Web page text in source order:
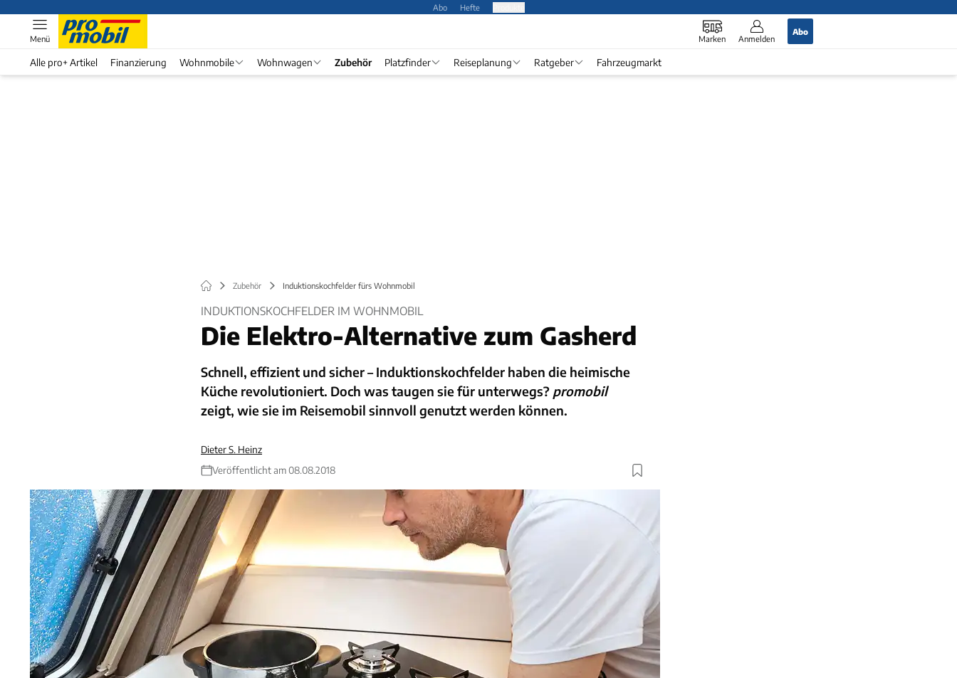
Abo Hefte
Marken Anmelden
Abo
Menü
Alle pro+ Artikel Finanzierung Wohnmobile Wohnwagen Zubehör Platzfinder Reiseplanung Ratgeber Fahrzeugmarkt
Zubehör Induktionskochfelder fürs Wohnmobil
INDUKTIONSKOCHFELDER IM WOHNMOBIL
Die Elektro-Alternative zum Gasherd
Schnell, effizient und sicher – Induktionskochfelder haben die heimische
Küche revolutioniert. Doch was taugen sie für unterwegs? promobil
zeigt, wie sie im Reisemobil sinnvoll genutzt werden können.
Dieter S. Heinz
Veröffentlicht am 08.08.2018